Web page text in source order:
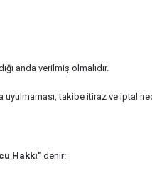
anda verilmiş olmalıdır.
takibe itiraz ve iptal
Hakkı" denir: